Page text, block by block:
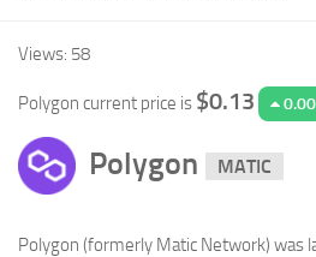
Views: 58
Polygon current price is $0.13
Polygon MATIC
Polygon (formerly Matic Network) was